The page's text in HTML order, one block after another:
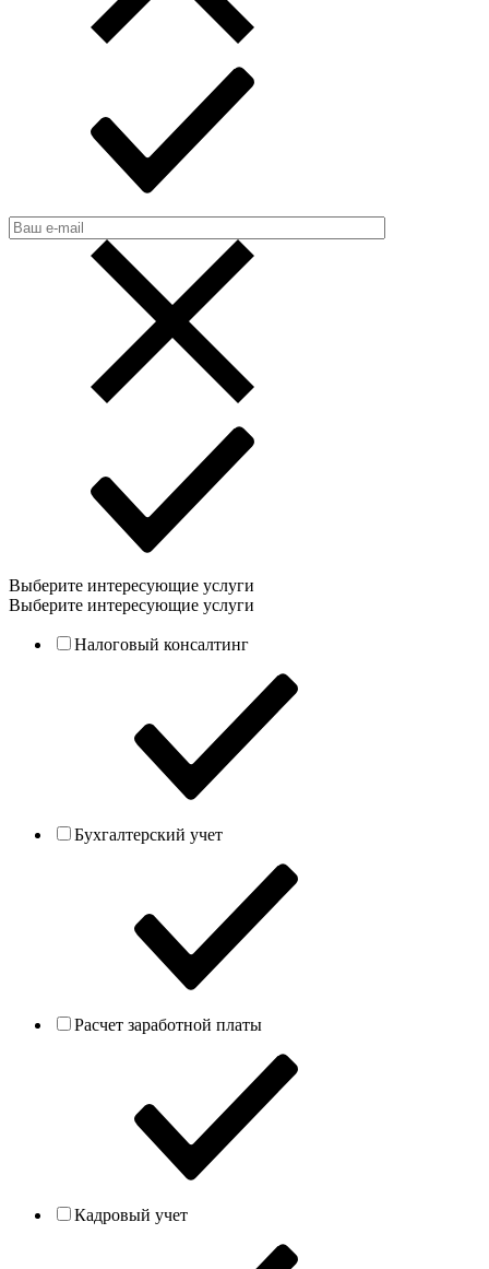
Выберите интересующие услуги
Выберите интересующие услуги
Налоговый консалтинг
Бухгалтерский учет
Расчет заработной платы
Кадровый учет